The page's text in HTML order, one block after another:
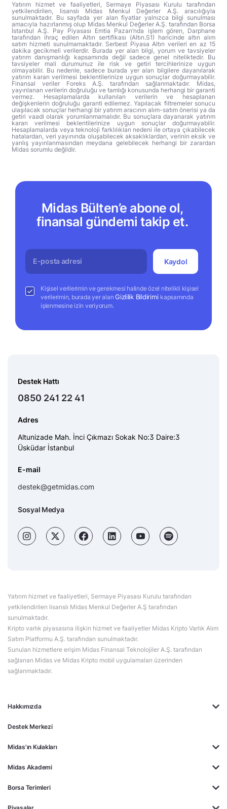
Yatırım hizmet ve faaliyetleri, Sermaye Piyasası Kurulu tarafından
yetkilendirilen, lisanslı Midas Menkul Değerler A.Ş. aracılığıyla
sunulmaktadır. Bu sayfada yer alan fiyatlar yalnızca bilgi sunulması
amacıyla hazırlanmış olup Midas Menkul Değerler A.Ş. tarafından Borsa
İstanbul A.Ş. Pay Piyasası Emtia Pazarı’nda işlem gören, Darphane
tarafından ihraç edilen Altın sertifikası (Altın.S1) haricinde altın alım
satım hizmeti sunulmamaktadır. Serbest Piyasa Altın verileri en az 15
dakika gecikmeli verilerdir. Burada yer alan bilgi, yorum ve tavsiyeler
yatırım danışmanlığı kapsamında değil sadece genel niteliktedir. Bu
tavsiyeler mali durumunuz ile risk ve getiri tercihlerinize uygun
olmayabilir. Bu nedenle, sadece burada yer alan bilgilere dayanılarak
yatırım kararı verilmesi beklentilerinize uygun sonuçlar doğurmayabilir.
Finansal veriler Foreks A.Ş. tarafından sağlanmaktadır. Midas,
yayınlanan verilerin doğruluğu ve tamlığı konusunda herhangi bir garanti
vermez. Hesaplamalarda kullanılan verilerin ve hesaplanan
değişkenlerin doğruluğu garanti edilemez. Yapılacak filtremeler sonucu
ulaşılacak sonuçlar herhangi bir yatırım aracının alım-satım önerisi ya da
getiri vaadi olarak yorumlanmamalıdır. Bu sonuçlara dayanarak yatırım
kararı verilmesi beklentilerinize uygun sonuçlar doğurmayabilir.
Hesaplamalarda veya teknoloji farklılıkları nedeni ile ortaya çıkabilecek
hatalardan, veri yayınında oluşabilecek aksaklıklardan, verinin eksik ve
yanlış yayınlanmasından meydana gelebilecek herhangi bir zarardan
Midas sorumlu değildir.
Midas Bülten’e abone ol,
finansal gündemi takip et.
Kaydol
Kişisel verilerimin ve gerekmesi halinde özel nitelikli kişisel
verilerimin, burada yer alanGizlilik Bildirimi kapsamında
işlenmesine izin veriyorum.
Hakkımızda
Destek Merkezi
Midas'ın Kulakları
Midas Akademi
Borsa Terimleri
Destek Hattı
0850 241 22 41
Adres
Altunizade Mah. İnci Çıkmazı Sokak No:3 Daire:3
Üsküdar İstanbul
E-mail
destek@getmidas.com
Sosyal Medya
Yatırım hizmet ve faaliyetleri, Sermaye Piyasası Kurulu tarafından
yetkilendirilen lisanslı Midas Menkul Değerler A.Ş tarafından
sunulmaktadır.
Kripto varlık piyasasına ilişkin hizmet ve faaliyetler Midas Kripto Varlık Alım
Satım Platformu A.Ş. tarafından sunulmaktadır.
Sunulan hizmetlere erişim Midas Finansal Teknolojiler A.Ş. tarafından
sağlanan Midas ve Midas Kripto mobil uygulamaları üzerinden
sağlanmaktadır.